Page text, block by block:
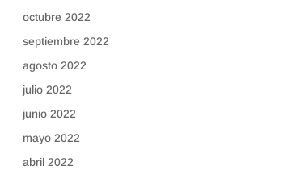
octubre 2022
septiembre 2022
agosto 2022
julio 2022
junio 2022
mayo 2022
abril 2022